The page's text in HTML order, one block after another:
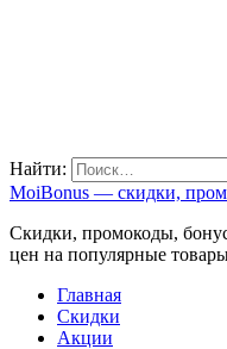
Найти:
MoiBonus — скидки,
Скидки, промокоды,
цен на популярные
Главная
Скидки
Акции